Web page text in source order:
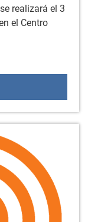
realizará el 3
el Centro
informativa: la